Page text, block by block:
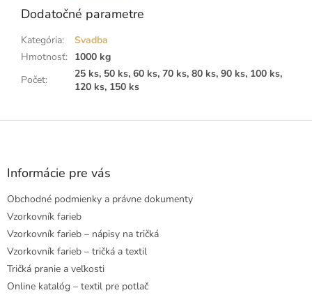
Dodatočné parametre
Kategória:
Svadba
Hmotnosť: 1000 kg
Počet:
25 ks, 50 ks, 60 ks, 70 ks, 80 ks, 90 ks, 100 ks,
120 ks, 150 ks
Z
Informácie pre vás
Obchodné podmienky a právne dokumenty
Vzorkovník farieb
Vzorkovník farieb – nápisy na tričká
Vzorkovník farieb – tričká a textil
Tričká pranie a veľkosti
Online katalóg – textil pre potlač